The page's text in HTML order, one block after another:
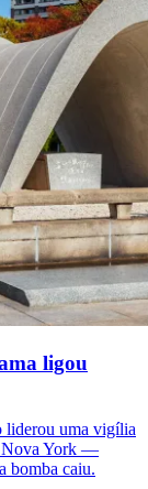
ligou
liderou uma vigília
Nova York —
bomba caiu.